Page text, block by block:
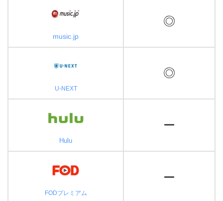
music.jp
◎
U-NEXT
◎
Hulu
ー
FODプレミアム
ー